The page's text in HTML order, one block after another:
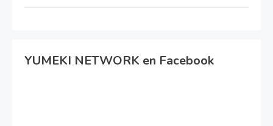
YUMEKI NETWORK en Facebook